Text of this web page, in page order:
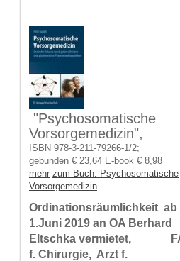
"Psychosomatische
Vorsorgemedizin",
ISBN 978-3-211-79266-1/2;
gebunden € 23,64 E-book € 8,98
mehr zum Buch: Psychosomatische
Vorsorgemedizin
Ordinationsräumlichkeit ab
1.Juni 2019 an OA Berhard
Eltschka vermietet,
f. Chirurgie, Arzt f.